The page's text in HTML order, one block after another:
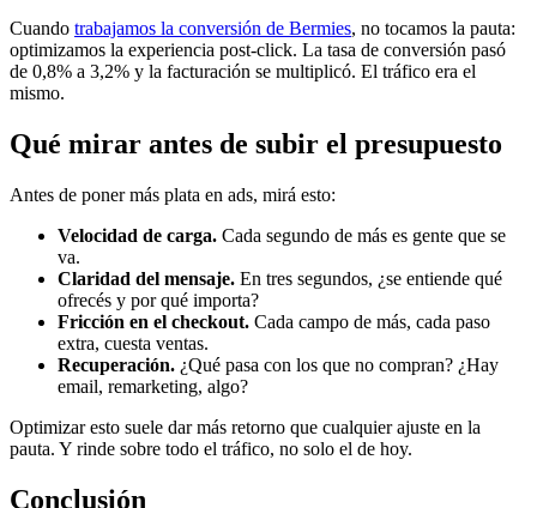
Cuando trabajamos la conversión de Bermies, no tocamos la pauta:
optimizamos la experiencia post-click. La tasa de conversión pasó
de 0,8% a 3,2% y la facturación se multiplicó. El tráfico era el
mismo.
Qué mirar antes de subir el presupuesto
Antes de poner más plata en ads, mirá esto:
Velocidad de carga. Cada segundo de más es gente que se
va.
Claridad del mensaje. En tres segundos, ¿se entiende qué
ofrecés y por qué importa?
Fricción en el checkout. Cada campo de más, cada paso
extra, cuesta ventas.
Recuperación. ¿Qué pasa con los que no compran? ¿Hay
email, remarketing, algo?
Optimizar esto suele dar más retorno que cualquier ajuste en la
pauta. Y rinde sobre todo el tráfico, no solo el de hoy.
Conclusión